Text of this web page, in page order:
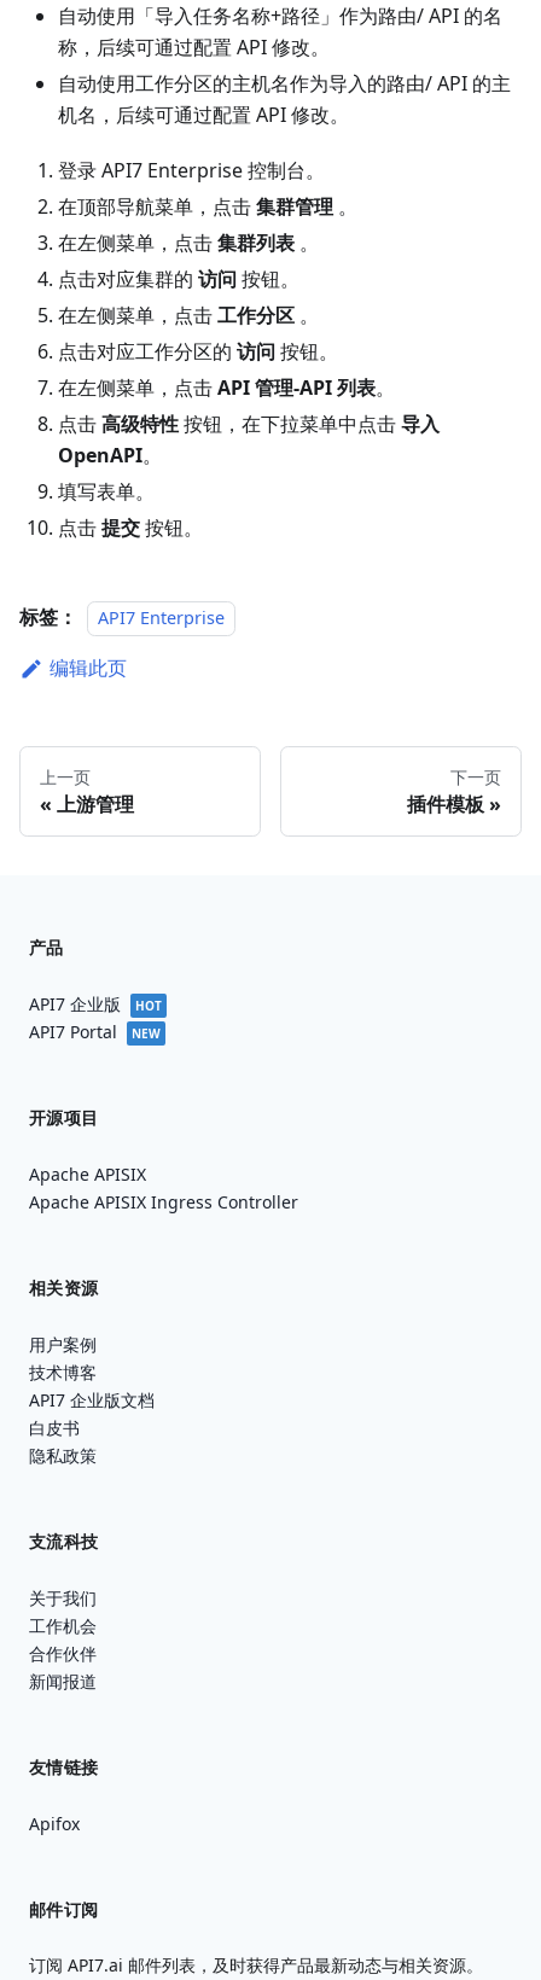
自动使用「导入任务名称+路径」作为路由/ API 的名
称，后续可通过配置 API 修改。
自动使用工作分区的主机名作为导入的路由/ API 的主
机名，后续可通过配置 API 修改。
登录 API7 Enterprise 控制台。
在顶部导航菜单，点击集群管理。
在左侧菜单，点击集群列表 。
点击对应集群的 访问 按钮。
在左侧菜单，点击工作分区 。
点击对应工作分区的 访问 按钮。
在左侧菜单，点击API 管理-API 列表。
点击高级特性按钮，在下拉菜单中点击导入
OpenAPI。
填写表单。
点击提交按钮。
标签： API7 Enterprise
编辑此页
上一页
上游管理
下一页
插件模板
产品
API7 企业版 HOT
API7 Portal NEW
开源项目
Apache APISIX
Apache APISIX Ingress Controller
相关资源
用户案例
技术博客
API7 企业版文档
白皮书
隐私政策
支流科技
关于我们
工作机会
合作伙伴
新闻报道
友情链接
Apifox
邮件订阅
订阅 API7.ai 邮件列表，及时获得产品最新动态与相关资源。